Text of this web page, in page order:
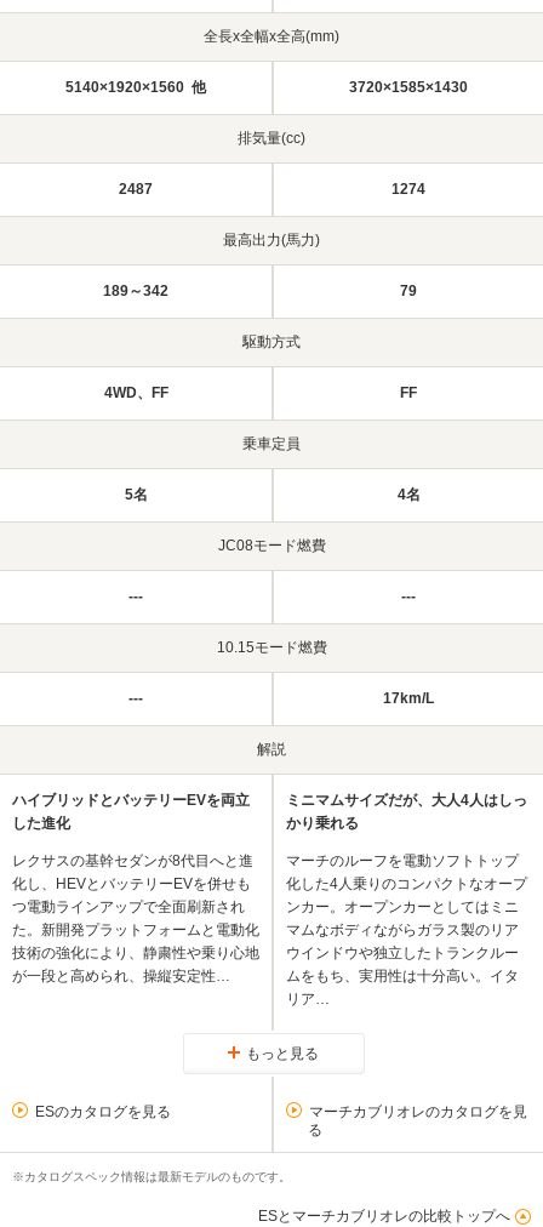
全長x全幅x全高(mm)
5140×1920×1560 他 3720×1585×1430
排気量(cc)
2487 1274
最高出力(馬力)
189～342 79
駆動方式
4WD、FF FF
乗車定員
5名 4名
JC08モード燃費
--- ---
10.15モード燃費
--- 17km/L
解説
ハイブリッドとバッテリーEVを両立
した進化
レクサスの基幹セダンが8代目へと進
化し、HEVとバッテリーEVを併せも
つ電動ラインアップで全面刷新され
た。新開発プラットフォームと電動化
技術の強化により、静粛性や乗り心地
が一段と高められ、操縦安定性…
ミニマムサイズだが、大人4人はしっ
かり乗れる
マーチのルーフを電動ソフトトップ
化した4人乗りのコンパクトなオープ
ンカー。オープンカーとしてはミニ
マムなボディながらガラス製のリア
ウインドウや独立したトランクルー
ムをもち、実用性は十分高い。イタ
リア…
もっと見る
ESのカタログを見る
マーチカブリオレのカタログを見
る
※カタログスペック情報は最新モデルのものです。
ESとマーチカブリオレの比較トップへ